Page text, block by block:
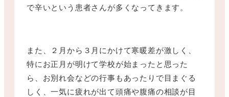
で辛いという患者さんが多くなってきます。
また、２月から３月にかけて寒暖差が激しく、
特にお正月が明けて学校が始まったと思った
ら、お別れ会などの行事もあったりで目まぐる
しく、一気に疲れが出て頭痛や腹痛の相談が目